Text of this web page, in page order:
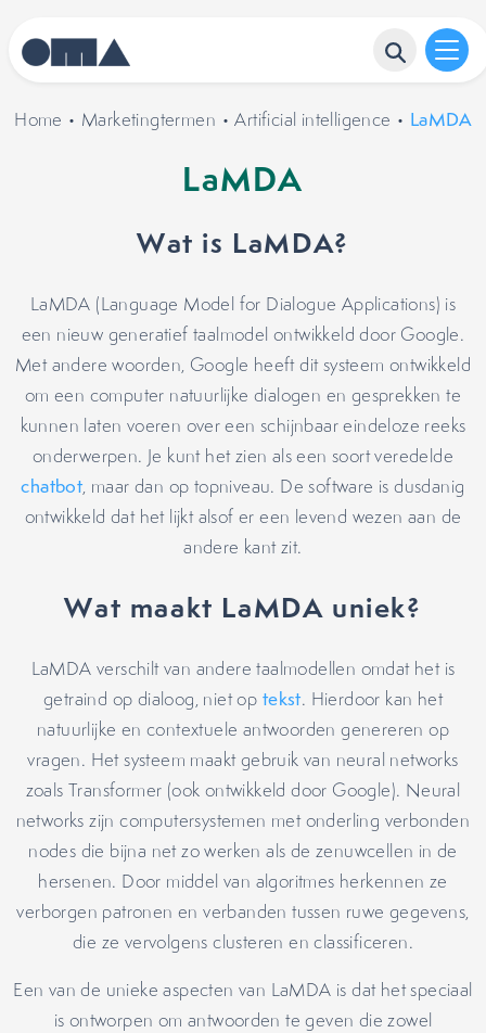
Home • Marketingtermen •Artificial intelligence • LaMDA
LaMDA
Wat is LaMDA?
LaMDA (Language Model for Dialogue Applications) is
een nieuw generatief taalmodel ontwikkeld door Google.
Met andere woorden, Google heeft dit systeem ontwikkeld
om een computer natuurlijke dialogen en gesprekken te
kunnen laten voeren over een schijnbaar eindeloze reeks
onderwerpen. Je kunt het zien als een soort veredelde
chatbot, maar dan op topniveau. De software is dusdanig
ontwikkeld dat het lijkt alsof er een levend wezen aan de
andere kant zit.
Wat maakt LaMDA uniek?
LaMDA verschilt van andere taalmodellen omdat het is
getraind op dialoog, niet op tekst. Hierdoor kan het
natuurlijke en contextuele antwoorden genereren op
vragen. Het systeem maakt gebruik van neural networks
zoals Transformer (ook ontwikkeld door Google). Neural
networks zijn computersystemen met onderling verbonden
nodes die bijna net zo werken als de zenuwcellen in de
hersenen. Door middel van algoritmes herkennen ze
verborgen patronen en verbanden tussen ruwe gegevens,
die ze vervolgens clusteren en classificeren.
Een van de unieke aspecten van LaMDA is dat het speciaal
is ontworpen om antwoorden te geven die zowel